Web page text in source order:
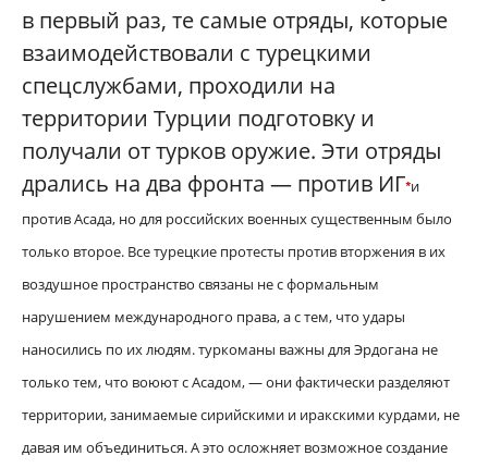
в первый раз, те самые отряды, которые
взаимодействовали с турецкими
спецслужбами, проходили на
территории Турции подготовку и
получали от турков оружие. Эти отряды
дрались на два фронта — против ИГ*и
против Асада, но для российских военных существенным было
только второе. Все турецкие протесты против вторжения в их
воздушное пространство связаны не с формальным
нарушением международного права, а с тем, что удары
наносились по их людям. туркоманы важны для Эрдогана не
только тем, что воюют с Асадом, — они фактически разделяют
территории, занимаемые сирийскими и иракскими курдами, не
давая им объединиться. А это осложняет возможное создание